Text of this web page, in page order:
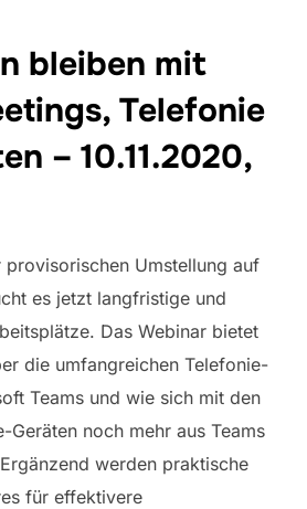
bleiben mit
Telefonie
– 10.11.2020,
provisorischen Umstellung auf
es jetzt langfristige und
Das Webinar bietet
die umfangreichen Telefonie-
Teams und wie sich mit den
Geräten noch mehr aus Teams
werden praktische
für effektivere